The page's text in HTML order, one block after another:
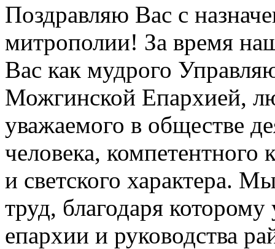
Поздравляю Вас с
митрополии! За время
Вас как мудрого
Можгинской Епархией,
уважаемого в обществе
человека, компетентного
и светского характера.
труд, благодаря
епархии и руководства